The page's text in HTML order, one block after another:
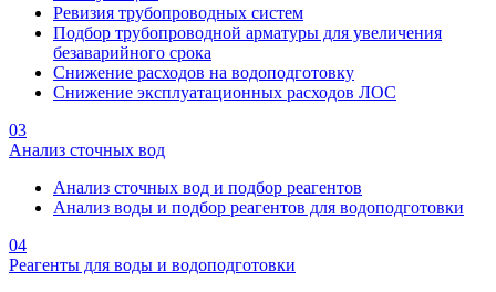
Ревизия трубопроводных систем
Подбор трубопроводной арматуры для увеличения
безаварийного срока
Снижение расходов на водоподготовку
Снижение эксплуатационных расходов ЛОС
03
Анализ сточных вод
Анализ сточных вод и подбор реагентов
Анализ воды и подбор реагентов для водоподготовки
04
Реагенты для воды и водоподготовки